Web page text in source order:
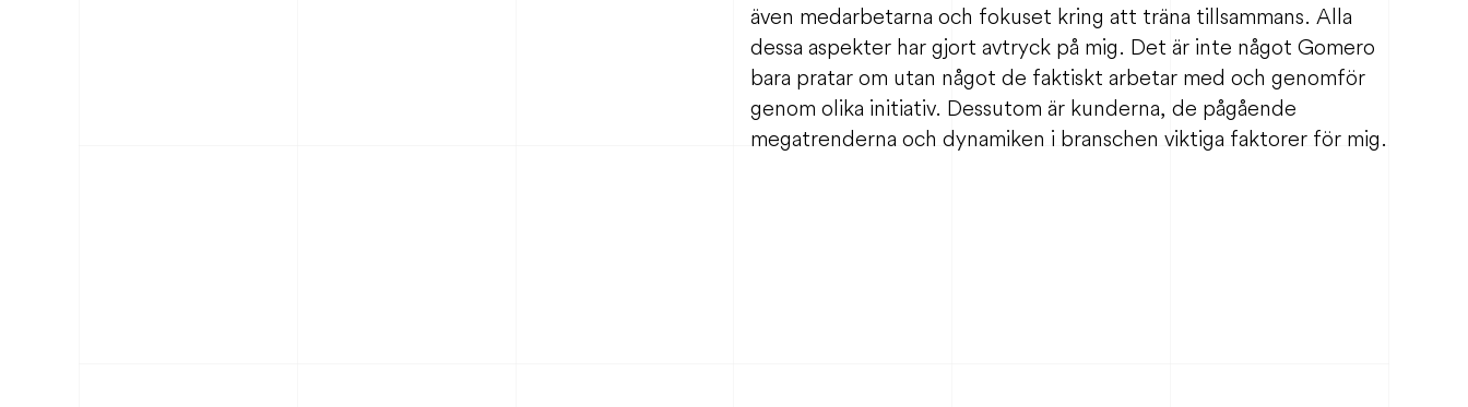
även medarbetarna och fokuset kring att träna tillsammans. Alla
dessa aspekter har gjort avtryck på mig. Det är inte något Gomero
bara pratar om utan något de faktiskt arbetar med och genomför
genom olika initiativ. Dessutom är kunderna, de pågående
megatrenderna och dynamiken i branschen viktiga faktorer för mig.